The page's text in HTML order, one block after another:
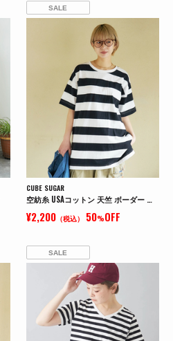
SALE
CUBE SUGAR
空紡糸 USAコットン 天竺 ボーダー ボトル入り 脇スリット チュニック ボトルTee
¥2,200（税込） 50%OFF
SALE